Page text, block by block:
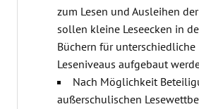
zum Lesen und Ausleihen
sollen kleine Leseecken in
Büchern für unterschiedliche
Leseniveaus aufgebaut
Nach Möglichkeit
außerschulischen